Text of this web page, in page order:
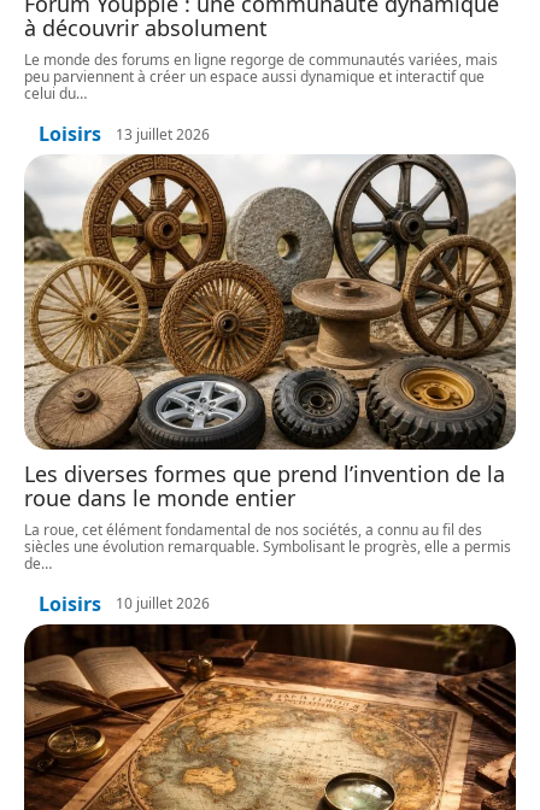
à découvrir absolument
Le monde des forums en ligne regorge de communautés variées, mais
peu parviennent à créer un espace aussi dynamique et interactif que
celui du…
Loisirs 13 juillet 2026
Les diverses formes que prend l’invention de la
roue dans le monde entier
La roue, cet élément fondamental de nos sociétés, a connu au fil des
siècles une évolution remarquable. Symbolisant le progrès, elle a permis
de…
Loisirs 10 juillet 2026